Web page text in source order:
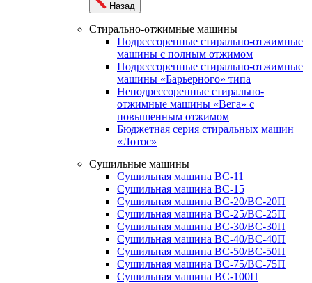
Назад
Стирально-отжимные машины
Подрессоренные стирально-отжимные
машины с полным отжимом
Подрессоренные стирально-отжимные
машины «Барьерного» типа
Неподрессоренные стирально-
отжимные машины «Вега» с
повышенным отжимом
Бюджетная серия стиральных машин
«Лотос»
Сушильные машины
Сушильная машина ВС-11
Сушильная машина ВС-15
Сушильная машина ВС-20/ВС-20П
Сушильная машина ВС-25/ВС-25П
Сушильная машина ВС-30/ВС-30П
Сушильная машина ВС-40/ВС-40П
Сушильная машина ВС-50/ВС-50П
Сушильная машина ВС-75/ВС-75П
Сушильная машина ВС-100П